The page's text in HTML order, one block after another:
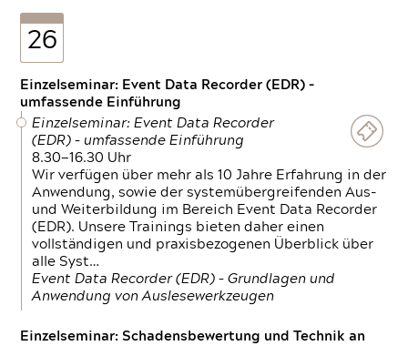
26
Einzelseminar: Event Data Recorder (EDR) –
umfassende Einführung
Einzelseminar: Event Data Recorder
(EDR) – umfassende Einführung
8.30—16.30 Uhr
Wir verfügen über mehr als 10 Jahre Erfahrung in der
Anwendung, sowie der systemübergreifenden Aus-
und Weiterbildung im Bereich Event Data Recorder
(EDR). Unsere Trainings bieten daher einen
vollständigen und praxisbezogenen Überblick über
alle Syst…
Event Data Recorder (EDR) – Grundlagen und
Anwendung von Auslesewerkzeugen
Einzelseminar: Schadensbewertung und Technik an